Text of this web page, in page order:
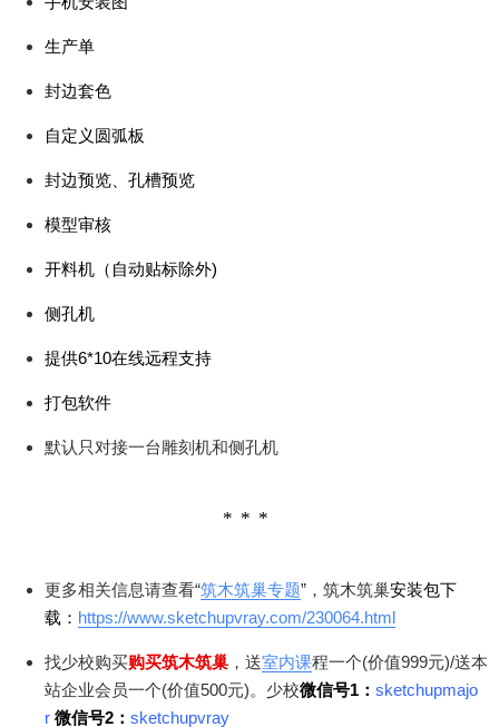
⽣产单
封边套⾊
⾃定义圆弧板
封边预览、孔槽预览
模型审核
开料机（⾃动贴标除外)
侧孔机
提供6*10在线远程⽀持
打包软件
默认只对接⼀台雕刻机和侧孔机
更多相关信息请查看“筑木筑巢专题”，筑木筑巢安装包下
载： https://www.sketchupvray.com/230064.html
找少校购买购买筑木筑巢 ，送室内课程一个(价值999元)/送本
站企业会员一个(价值500元)。少校微信号1： sketchupmajo
r 微信号2： sketchupvray